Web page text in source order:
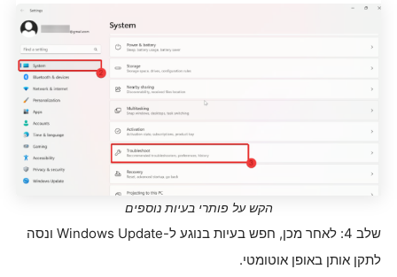
הקש על פותרי בעיות נוספים
שלב 4: לאחר מכן, חפש בעיות בנוגע ל-Windows Update ונסה
לתקן אותן באופן אוטומטי.